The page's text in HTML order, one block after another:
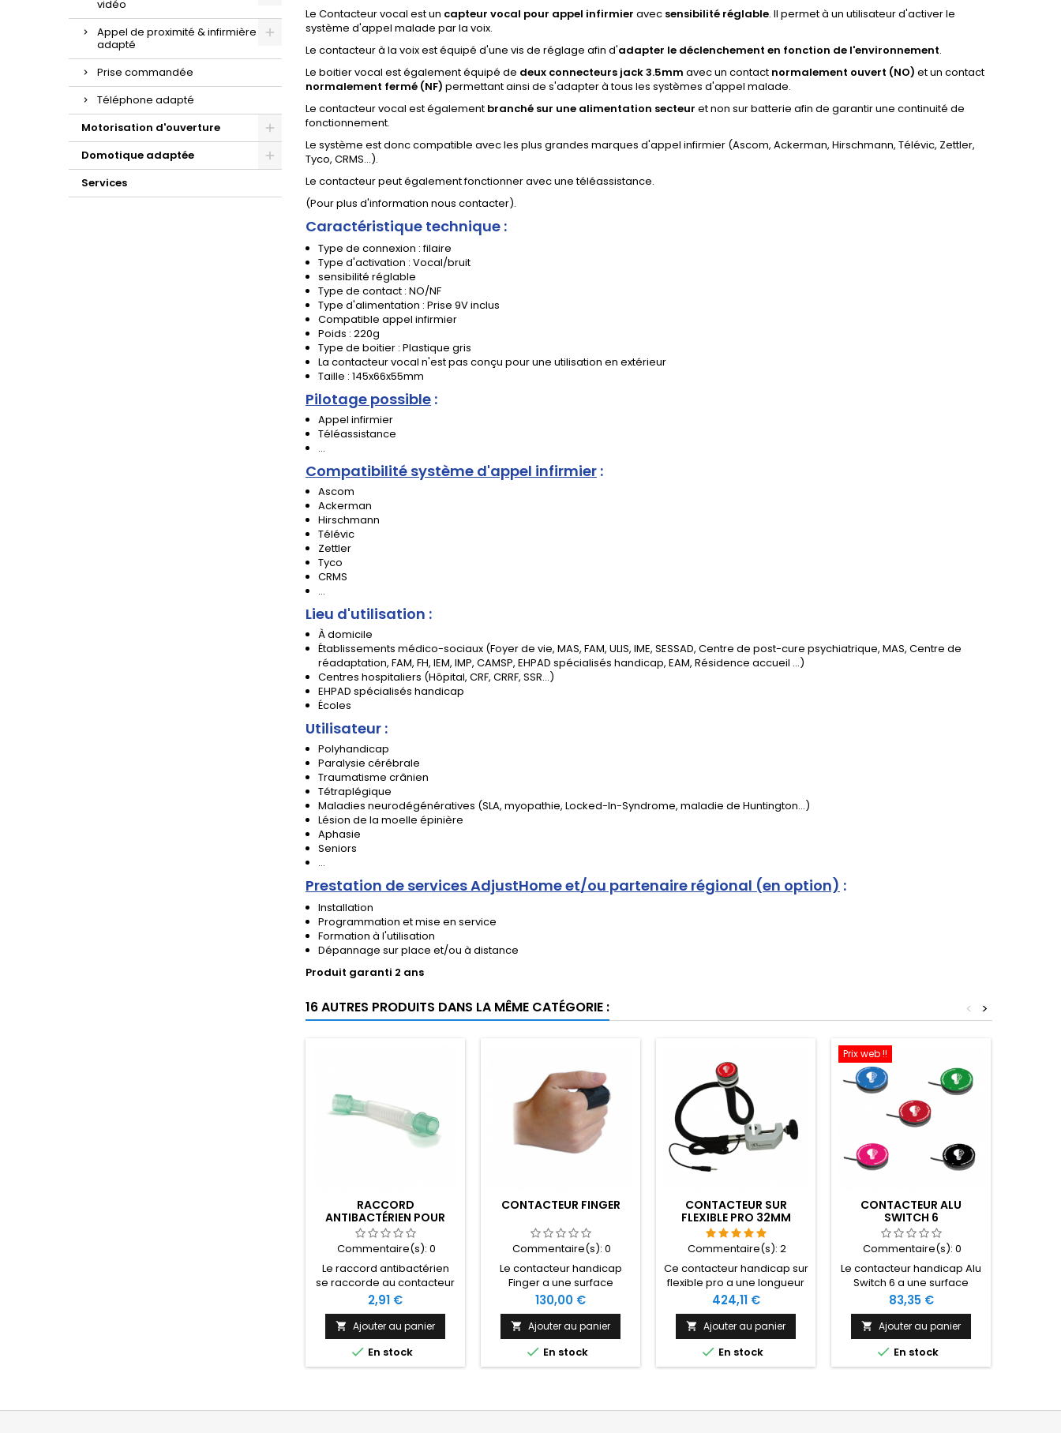
vidéo
Appel de proximité & infirmière
adapté
Prise commandée
Téléphone adapté
Motorisation d'ouverture
Domotique adaptée
Services
Le Contacteur vocal est un capteur vocal pour appel infirmier avec sensibilité réglable. Il permet à un utilisateur d'activer le
système d'appel malade par la voix.
Le contacteur à la voix est équipé d'une vis de réglage afin d'adapter le déclenchement en fonction de l'environnement.
Le boitier vocal est également équipé de deux connecteurs jack 3.5mm avec un contact normalement ouvert (NO) et un contact
normalement fermé (NF) permettant ainsi de s'adapter à tous les systèmes d'appel malade.
Le contacteur vocal est également branché sur une alimentation secteur et non sur batterie afin de garantir une continuité de
fonctionnement.
Le système est donc compatible avec les plus grandes marques d'appel infirmier (Ascom, Ackerman, Hirschmann, Télévic, Zettler,
Tyco, CRMS...).
Le contacteur peut également fonctionner avec une téléassistance.
(Pour plus d'information nous contacter).
Caractéristique technique :
Type de connexion : filaire
Type d'activation : Vocal/bruit
sensibilité réglable
Type de contact : NO/NF
Type d'alimentation : Prise 9V inclus
Compatible appel infirmier
Poids : 220g
Type de boitier : Plastique gris
La contacteur vocal n'est pas conçu pour une utilisation en extérieur
Taille : 145x66x55mm
Pilotage possible :
Appel infirmier
Téléassistance
...
Compatibilité système d'appel infirmier :
Ascom
Ackerman
Hirschmann
Télévic
Zettler
Tyco
CRMS
...
Lieu d'utilisation :
À domicile
Établissements médico-sociaux (Foyer de vie, MAS, FAM, ULIS, IME, SESSAD, Centre de post-cure psychiatrique, MAS, Centre de
réadaptation, FAM, FH, IEM, IMP, CAMSP, EHPAD spécialisés handicap, EAM, Résidence accueil ...)
Centres hospitaliers (Hôpital, CRF, CRRF, SSR...)
EHPAD spécialisés handicap
Écoles
Utilisateur :
Polyhandicap
Paralysie cérébrale
Traumatisme crânien
Tétraplégique
Maladies neurodégénératives (SLA, myopathie, Locked-In-Syndrome, maladie de Huntington...)
Lésion de la moelle épinière
Aphasie
Seniors
...
Prestation de services AdjustHome et/ou partenaire régional (en option) :
Installation
Programmation et mise en service
Formation à l'utilisation
Dépannage sur place et/ou à distance
Produit garanti 2 ans
16 AUTRES PRODUITS DANS LA MÊME CATÉGORIE : >
<
RACCORD
ANTIBACTÉRIEN POUR
CONTACTEUR AU
SOUFFLE
Commentaire(s): 0
Le raccord antibactérien
se raccorde au contacteur
handicap au souffle au
niveau du filtre
antibactérien.
Prix
2,91 €
 Ajouter au panier
 En stock
CONTACTEUR FINGER
Commentaire(s): 0
Le contacteur handicap
Finger a une surface
d'activation de 0.9 cm ainsi
qu'une force d'activation de
75 g. Il se place autour du
doigt à l'aide de la bande
Velcro.
Prix
130,00 €
 Ajouter au panier
 En stock
CONTACTEUR SUR
FLEXIBLE PRO 32MM
Commentaire(s): 2
Ce contacteur handicap sur
flexible pro a une longueur
de 80cm, une surface
d'activation de 3,2 cm et
une force d'activation de
125 g.
Prix
424,11 €
 Ajouter au panier
 En stock
Prix web !!
CONTACTEUR ALU
SWITCH 6
Commentaire(s): 0
Le contacteur handicap Alu
Switch 6 a une surface
d'activation de 6,2 cm et
une force d'activation de
125g. Il est disponible en 5
couleurs.
Prix
83,35 €
 Ajouter au panier
 En stock